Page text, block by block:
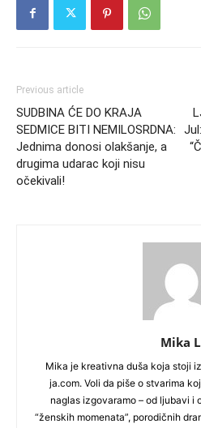
Previous article
SUDBINA ĆE DO KRAJA
SEDMICE BITI NEMILOSRDNA:
Jednima donosi olakšanje, a
drugima udarac koji nisu
očekivali!
Mika
Mika je kreativna duša koja stoji
ja.com. Voli da piše o stvarima
naglas izgovaramo – od ljubavi i
“ženskih momenata”, porodičnih